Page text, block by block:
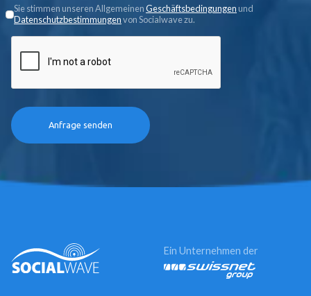
Sie stimmen unseren AllgemeinenGeschäftsbedingungen und
Datenschutzbestimmungenvon Socialwave zu.
Ein Unternehmen der